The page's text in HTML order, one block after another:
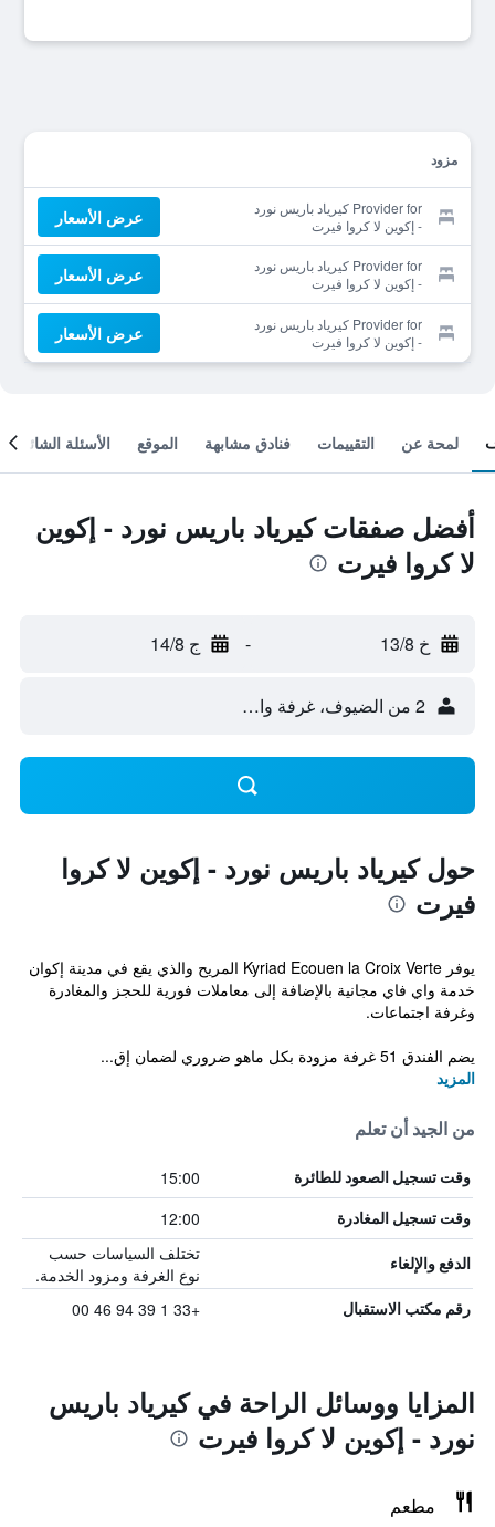
مزود
Provider for كيرياد باريس نورد
- إكوين لا كروا فيرت
عرض الأسعار
Provider for كيرياد باريس نورد
- إكوين لا كروا فيرت
عرض الأسعار
Provider for كيرياد باريس نورد
- إكوين لا كروا فيرت
عرض الأسعار
لمحة عن التقييمات فنادق مشابهة الموقع الأسئلة الشائعة
أفضل صفقات كيرياد باريس نورد - إكوين
لا كروا فيرت
خ 13/8 - ج 14/8
2 من الضيوف، غرفة واحدة
حول كيرياد باريس نورد - إكوين لا كروا
فيرت
يوفر Kyriad Ecouen la Croix Verte المريح والذي يقع في مدينة إكوان
خدمة واي فاي مجانية بالإضافة إلى معاملات فورية للحجز والمغادرة
وغرفة اجتماعات.
يضم الفندق 51 غرفة مزودة بكل ماهو ضروري لضمان إق...
المزيد
من الجيد أن تعلم
وقت تسجيل الصعود للطائرة 15:00
وقت تسجيل المغادرة 12:00
الدفع والإلغاء
تختلف السياسات حسب
نوع الغرفة ومزود الخدمة.
رقم مكتب الاستقبال +33 1 39 94 46 00
المزايا ووسائل الراحة في كيرياد باريس
نورد - إكوين لا كروا فيرت
مطعم